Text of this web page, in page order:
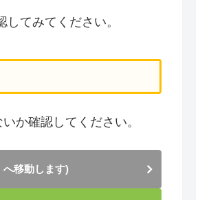
てみてください。
か確認してください。
へ移動します)